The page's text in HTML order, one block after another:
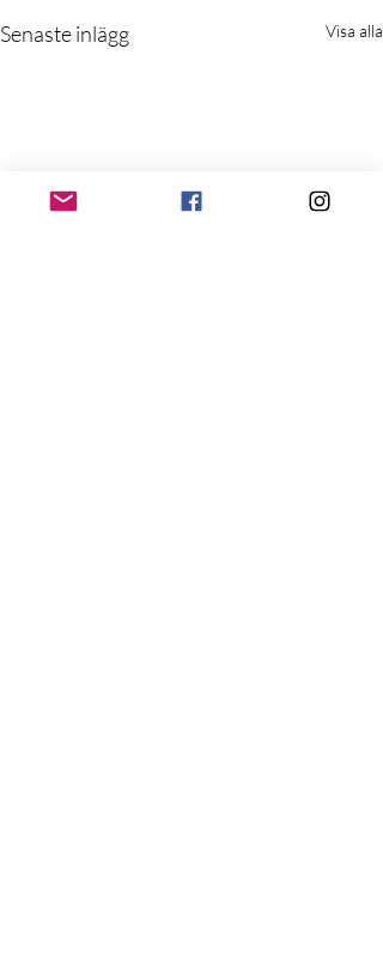
Senaste inlägg Visa alla